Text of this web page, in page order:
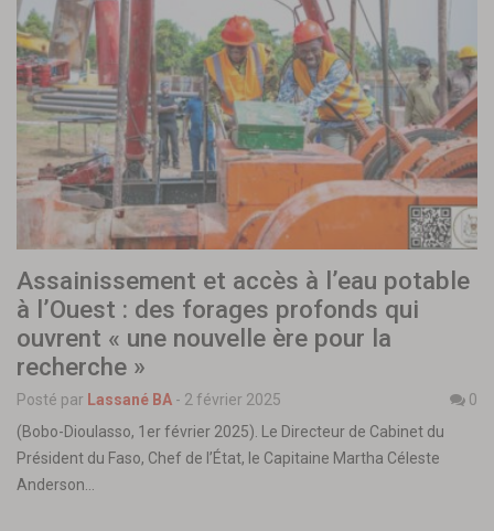
Assainissement et accès à l’eau potable
à l’Ouest : des forages profonds qui
ouvrent « une nouvelle ère pour la
recherche »
Posté par Lassané BA - 2 février 2025
0
(Bobo-Dioulasso, 1er février 2025). Le Directeur de Cabinet du
Président du Faso, Chef de l’État, le Capitaine Martha Céleste
Anderson…